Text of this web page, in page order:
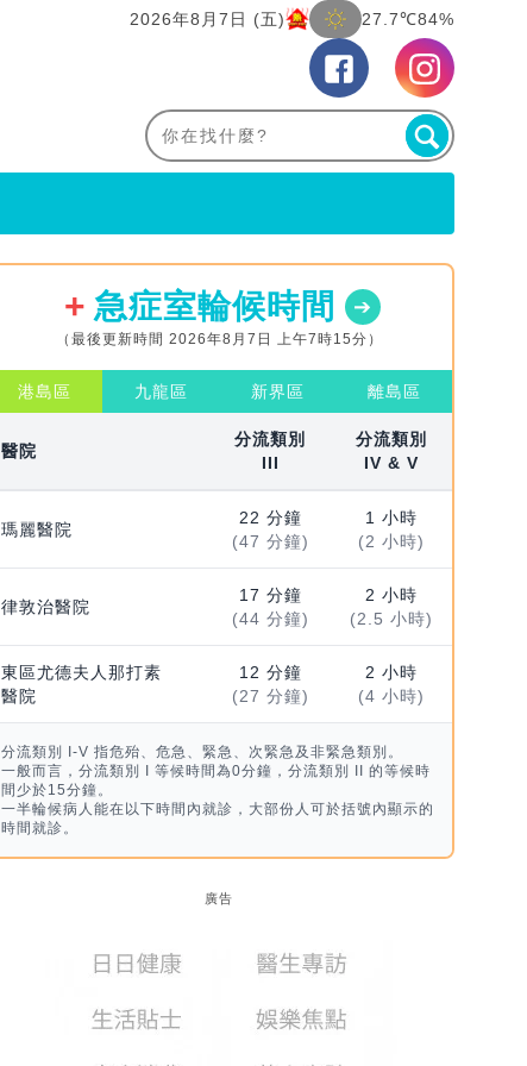
2026年8月7日 (五) 27.7℃84%
急症室輪候時間
（最後更新時間 2026年8月7日 上午7時15分）
港島區 九龍區 新界區 離島區
醫院
分流類別
III
分流類別
IV & V
瑪麗醫院
22 分鐘
(47 分鐘)
1 小時
(2 小時)
律敦治醫院
17 分鐘
(44 分鐘)
2 小時
(2.5 小時)
東區尤德夫人那打素
醫院
12 分鐘
(27 分鐘)
2 小時
(4 小時)
分流類別 I-V 指危殆、危急、緊急、次緊急及非緊急類別。
一般而言，分流類別 I 等候時間為0分鐘，分流類別 II 的等候時
間少於15分鐘。
一半輪候病人能在以下時間內就診，大部份人可於括號內顯示的
時間就診。
廣告